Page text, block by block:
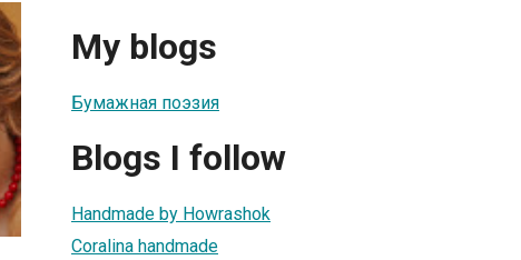
My blogs
Бумажная поэзия
Blogs I follow
Handmade by Howrashok
Coralina handmade